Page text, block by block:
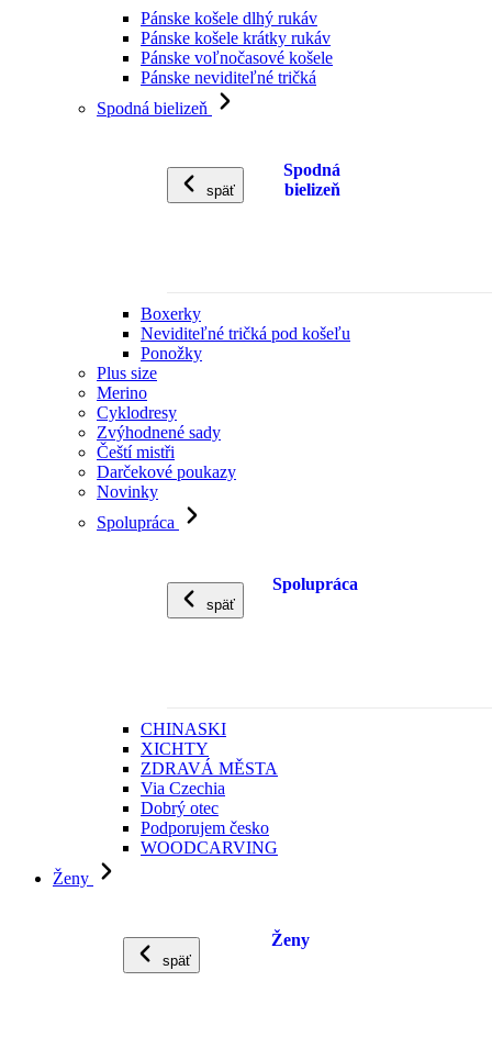
Pánske košele dlhý rukáv
Pánske košele krátky rukáv
Pánske voľnočasové košele
Pánske neviditeľné tričká
Spodná bielizeň
späť
Spodná
bielizeň
Boxerky
Neviditeľné tričká pod košeľu
Ponožky
Plus size
Merino
Cyklodresy
Zvýhodnené sady
Čeští mistři
Darčekové poukazy
Novinky
Spolupráca
späť
Spolupráca
CHINASKI
XICHTY
ZDRAVÁ MĚSTA
Via Czechia
Dobrý otec
Podporujem česko
WOODCARVING
Ženy
späť
Ženy